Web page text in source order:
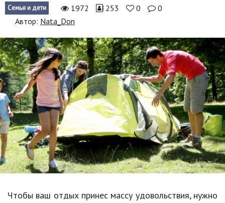
Происшествия
Россия
Наука и техника
Политика
Образование
В мире
Культура
Авто, мото
Спорт
Семья и дети 1972 253 0
0
Автор: Nata_Don
Чтобы ваш отдых принес массу удовольствия, нужно